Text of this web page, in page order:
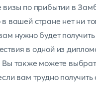
визы по прибытии в
вашей стране нет ни
нужно будет
в одной из
Вы также можете
вам трудно